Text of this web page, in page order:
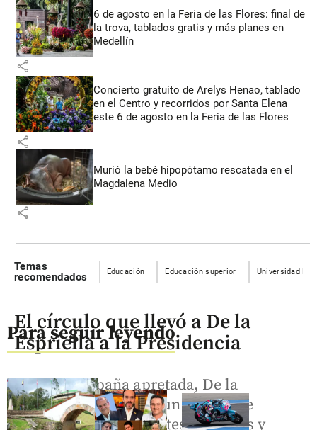
6 de agosto en la Feria de las Flores: final de
la trova, tablados gratis y más planes en
Medellín
share
Concierto gratuito de Arelys Henao, tablado
en el Centro y recorridos por Santa Elena
este 6 de agosto en la Feria de las Flores
share
Murió la bebé hipopótamo rescatada en el
Magdalena Medio
share
Temas
recomendados
Educación Educación superior Universidad
Para seguir leyendo
El círculo que llevó a De la
Espriella a la Presidencia
En una campaña apretada, De la
Espriella necesitó de un círculo de
confianza con diferentes aptitudes y